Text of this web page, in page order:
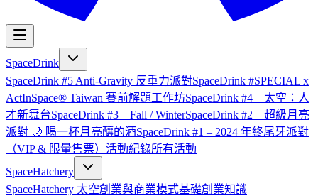
SpaceDrink
SpaceDrink #5 Anti-Gravity 反重力派對SpaceDrink #SPECIAL x
ActInSpace® Taiwan 賽前解題工作坊SpaceDrink #4 – 太空：人
才新舞台SpaceDrink #3 – Fall / WinterSpaceDrink #2 – 超級月亮
派對 🌙 喝一杯月亮釀的酒SpaceDrink #1 – 2024 年終尾牙派對
（VIP & 限量售票） 活動紀錄所有活動
SpaceHatchery
SpaceHatchery 太空創業與商業模式基礎創業知識